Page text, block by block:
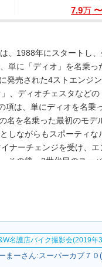
7.9万
、1988年にスタートし
単に「ディオ」を名乗
発売された4ストエンジ
、ディオチェスタなどの
項は、単にディオを名乗
名を名乗った最初のモデ
しながらもスポーティな
ナーチェンジを受け、エ
その後、2世代目のスー
いた。エンジンは、トゥ
ら前後連動のコンビブレ
載。2014年モデルまでラ
名護店バイク撮影会(2019年
まーさん:スーパーカブ７０